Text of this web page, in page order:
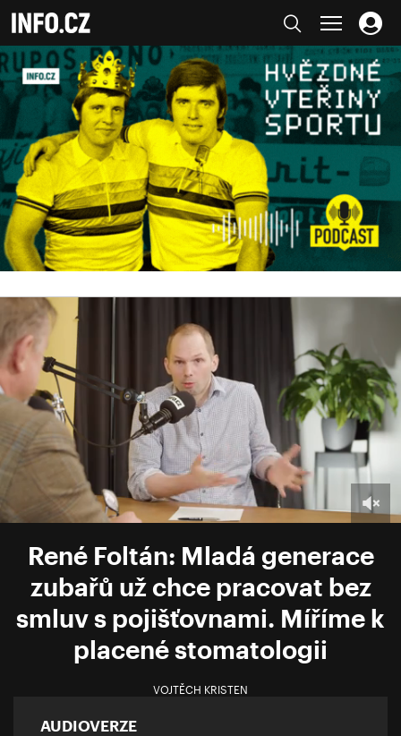
René Foltán: Mladá generace
zubařů už chce pracovat bez
smluv s pojišťovnami. Míříme k
placené stomatologii
VOJTĚCH KRISTEN
AUDIOVERZE